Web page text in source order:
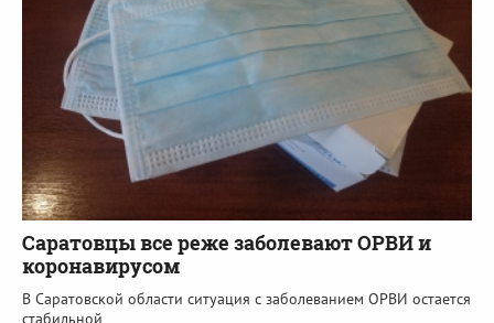
Саратовцы все реже заболевают ОРВИ и
коронавирусом
В Саратовской области ситуация с заболеванием ОРВИ остается
стабильной